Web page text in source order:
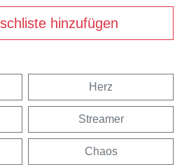
hinzufügen
Herz
Streamer
Chaos